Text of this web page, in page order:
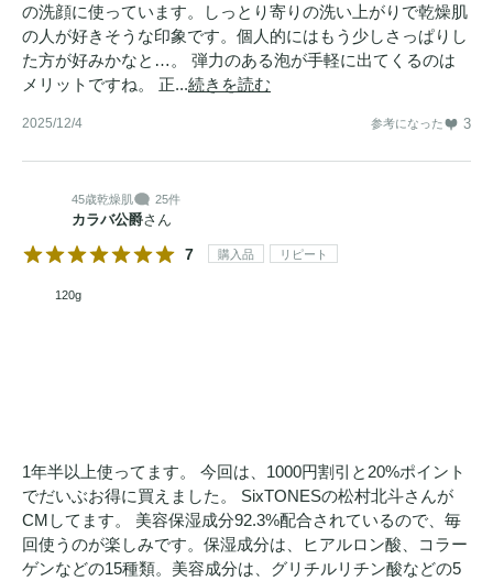
の洗顔に使っています。しっとり寄りの洗い上がりで乾燥肌
の人が好きそうな印象です。個人的にはもう少しさっぱりし
た方が好みかなと…。 弾力のある泡が手軽に出てくるのは
メリットですね。 正...続きを読む
2025/12/4 参考になった 3
45歳乾燥肌 25件
カラバ公爵さん
7 購入品 リピート
120g
1年半以上使ってます。 今回は、1000円割引と20%ポイント
でだいぶお得に買えました。 SixTONESの松村北斗さんが
CMしてます。 美容保湿成分92.3%配合されているので、毎
回使うのが楽しみです。保湿成分は、ヒアルロン酸、コラー
ゲンなどの15種類。美容成分は、グリチルリチン酸などの5